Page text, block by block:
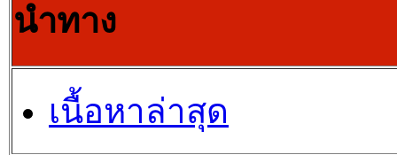
นำทาง
เนื้อหาล่าสุด